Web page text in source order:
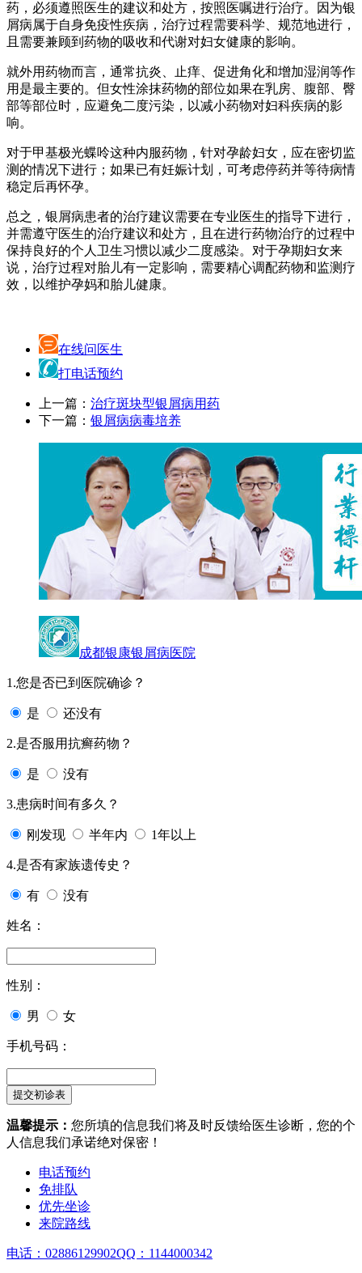
药，必须遵照医生的建议和处方，按照医嘱进行治疗。因为银
屑病属于自身免疫性疾病，治疗过程需要科学、规范地进行，
且需要兼顾到药物的吸收和代谢对妇女健康的影响。
就外用药物而言，通常抗炎、止痒、促进角化和增加湿润等作
用是最主要的。但女性涂抹药物的部位如果在乳房、腹部、臀
部等部位时，应避免二度污染，以减小药物对妇科疾病的影
响。
对于甲基极光蝶呤这种内服药物，针对孕龄妇女，应在密切监
测的情况下进行；如果已有妊娠计划，可考虑停药并等待病情
稳定后再怀孕。
总之，银屑病患者的治疗建议需要在专业医生的指导下进行，
并需遵守医生的治疗建议和处方，且在进行药物治疗的过程中
保持良好的个人卫生习惯以减少二度感染。对于孕期妇女来
说，治疗过程对胎儿有一定影响，需要精心调配药物和监测疗
效，以维护孕妈和胎儿健康。
在线问医生
打电话预约
上一篇： 治疗斑块型银屑病用药
下一篇： 银屑病病毒培养
成都银康银屑病医院
1.您是否已到医院确诊？
是 还没有
2.是否服用抗癣药物？
是 没有
3.患病时间有多久？
刚发现 半年内 1年以上
4.是否有家族遗传史？
有 没有
姓名：
性别：
男 女
手机号码：
温馨提示： 您所填的信息我们将及时反馈给医生诊断，您的个
人信息我们承诺绝对保密！
电话预约
免排队
优先坐诊
来院路线
电话：02886129902QQ：1144000342